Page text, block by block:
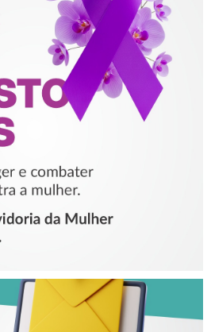
– ACOLHER,
E COMBATER A
CONTRA A